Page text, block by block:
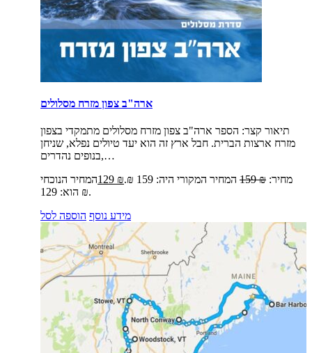
ארה"ב צפון מזרח מסלולים
תיאור קצר: הספר ארה"ב צפון מזרח מסלולים מתמקדי בצפון
מזרח ארצות הברית. חבל ארץ זה הוא יעד טיולים נפלא, שניחן
בנופים נהדרים,…
מחיר:
159₪ המחיר המקורי היה: 159 ₪. 129 ₪
המחיר הנוכחי
הוא: 129 ₪.
מידע נוסף הוספה לסל